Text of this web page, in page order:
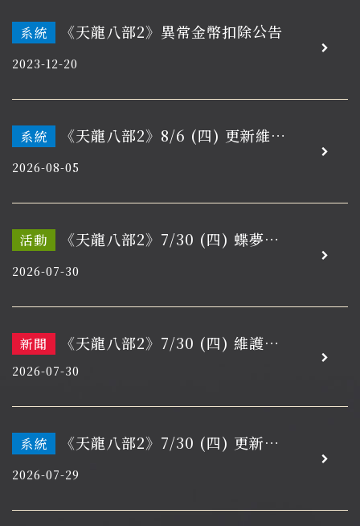
系統 《天龍八部2》異常金幣扣除公告
2023-12-20
系統
《天龍八部2》8/6 (四) 更新維護
通知
2026-08-05
活動
《天龍八部2》7/30 (四) 蝶夢流
光．莊生一夢
2026-07-30
新聞
《天龍八部2》7/30 (四) 維護開
機通知
2026-07-30
系統
《天龍八部2》7/30 (四) 更新維
護通知
2026-07-29